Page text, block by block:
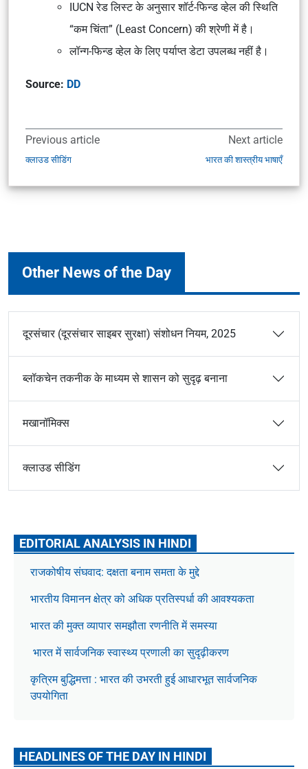
IUCN रेड लिस्ट के अनुसार शॉर्ट-फिन्ड व्हेल की स्थिति
“कम चिंता” (Least Concern) की श्रेणी में है।
लॉन्ग-फिन्ड व्हेल के लिए पर्याप्त डेटा उपलब्ध नहीं है।
Source: DD
Previous article
क्लाउड सीडिंग
Next article
भारत की शास्त्रीय भाषाएँ
Other News of the Day
दूरसंचार (दूरसंचार साइबर सुरक्षा) संशोधन नियम, 2025
ब्लॉकचेन तकनीक के माध्यम से शासन को सुदृढ़ बनाना
मखानॉमिक्स
क्लाउड सीडिंग
EDITORIAL ANALYSIS IN HINDI
राजकोषीय संघवाद: दक्षता बनाम समता के मुद्दे
भारतीय विमानन क्षेत्र को अधिक प्रतिस्पर्धा की आवश्यकता
भारत की मुक्त व्यापार समझौता रणनीति में समस्या
भारत में सार्वजनिक स्वास्थ्य प्रणाली का सुदृढ़ीकरण
कृत्रिम बुद्धिमत्ता : भारत की उभरती हुई आधारभूत सार्वजनिक
उपयोगिता
HEADLINES OF THE DAY IN HINDI